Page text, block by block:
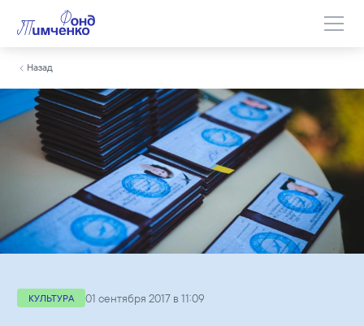
Назад
КУЛЬТУРА 01 сентября 2017 в 11:09